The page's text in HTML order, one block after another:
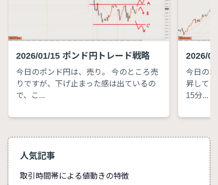
2026/01/15 ポンド円トレード戦略
今日のポンド円は、売り。 今のところ売
りですが、下げ止まった感は出ているの
で、こ...
2026/
今日の
昇して
15分...
人気記事
取引時間帯による値動きの特徴